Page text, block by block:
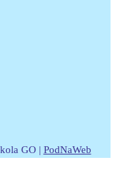
GO | PodNaWeb